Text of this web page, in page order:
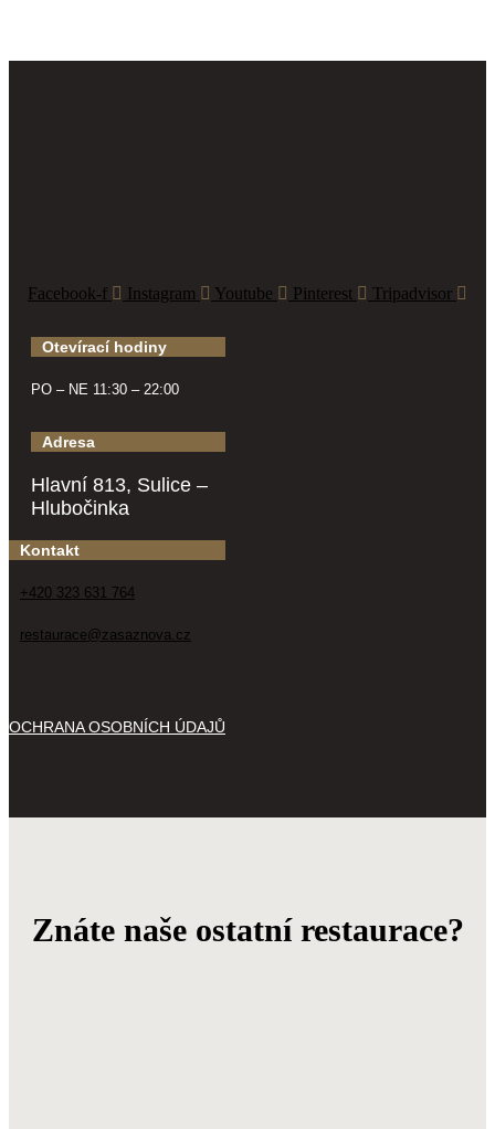
Facebook-f Instagram Youtube Pinterest Tripadvisor
Otevírací hodiny
PO – NE 11:30 – 22:00
Adresa
Hlavní 813, Sulice –
Hlubočinka
Kontakt
+420 323 631 764
restaurace@zasaznova.cz
OCHRANA OSOBNÍCH ÚDAJŮ
Znáte naše ostatní restaurace?